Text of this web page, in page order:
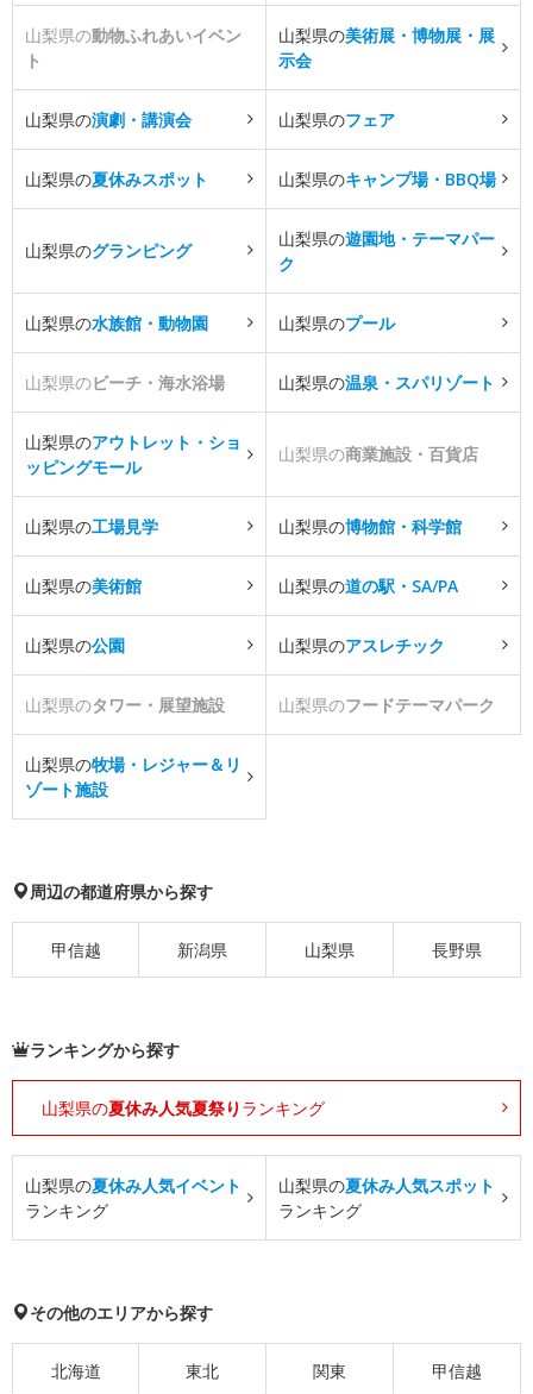
山梨県の動物ふれあいイベン
ト
山梨県の美術展・博物展・展
示会
山梨県の演劇・講演会 山梨県のフェア
山梨県の夏休みスポット 山梨県のキャンプ場・BBQ場
山梨県のグランピング
山梨県の遊園地・テーマパー
ク
山梨県の水族館・動物園 山梨県のプール
山梨県のビーチ・海水浴場 山梨県の温泉・スパリゾート
山梨県のアウトレット・ショ
ッピングモール
山梨県の商業施設・百貨店
山梨県の工場見学 山梨県の博物館・科学館
山梨県の美術館 山梨県の道の駅・SA/PA
山梨県の公園 山梨県のアスレチック
山梨県のタワー・展望施設 山梨県のフードテーマパーク
山梨県の牧場・レジャー＆リ
ゾート施設
周辺の都道府県から探す
甲信越 新潟県 山梨県 長野県
ランキングから探す
山梨県の夏休み人気夏祭り ランキング
山梨県の夏休み人気イベント
ランキング
山梨県の夏休み人気スポット
ランキング
その他のエリアから探す
北海道 東北 関東 甲信越